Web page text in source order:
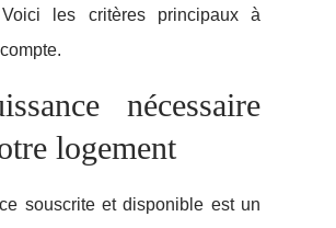
Voici les critères principaux à
nécessaire
logement
souscrite et disponible est un